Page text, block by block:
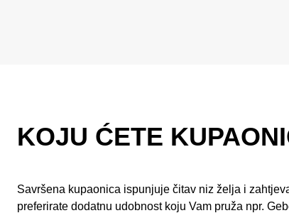
KOJU ĆETE
Savršena kupaonica ispunjuje čitav niz želja i
preferirate dodatnu udobnost koju Vam pruža npr.